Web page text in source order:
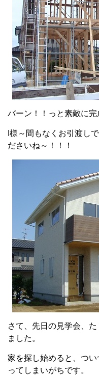
バーン！！っと素敵に
I様～間もなくお引渡し
ださいね～！！！
さて、先日の見学会、
ました。
家を探し始めると、つ
ってしまいがちです。